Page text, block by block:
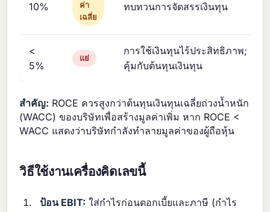
10%
ค่า
เฉลี่ย
ทบทวนการจัดสรรเงินทุน
<
5%
แย่
การใช้เงินทุนไร้ประสิทธิภาพ; อาจ
คุ้มกับต้นทุนเงินทุน
สำคัญ: ROCE ควรสูงกว่าต้นทุนเงินทุนเฉลี่ยถ่วงน้ำหนัก
(WACC) ของบริษัทเพื่อสร้างมูลค่าเพิ่ม หาก ROCE <
WACC แสดงว่าบริษัทกำลังทำลายมูลค่าของผู้ถือหุ้น
วิธีใช้งานเครื่องคิดเลขนี้
ป้อน EBIT: ใส่กำไรก่อนดอกเบี้ยและภาษี (กำไร